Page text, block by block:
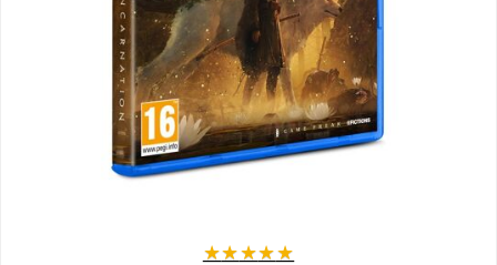
★★★★★